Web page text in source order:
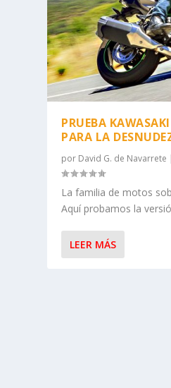
PRUEBA
PARA LA
por David G. de Navarrete
La familia de motos
Aquí probamos la
LEER MÁS